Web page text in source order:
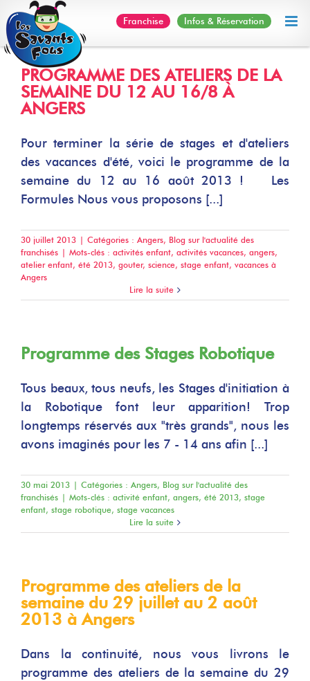
Skip
to
content
Infos & Réservation
Franchise
PROGRAMME DES ATELIERS DE LA
SEMAINE DU 12 AU 16/8 À
ANGERS
Pour terminer la série de stages et d'ateliers
des vacances d'été, voici le programme de la
semaine du 12 au 16 août 2013 ! Les
Formules Nous vous proposons [...]
30 juillet 2013 | Catégories : Angers, Blog sur l'actualité des
franchisés | Mots-clés : activités enfant, activités vacances, angers,
atelier enfant, été 2013, gouter, science, stage enfant, vacances à
Angers
Lire la suite
Programme des Stages Robotique
Tous beaux, tous neufs, les Stages d'initiation à
la Robotique font leur apparition! Trop
longtemps réservés aux "très grands", nous les
avons imaginés pour les 7 - 14 ans afin [...]
30 mai 2013 | Catégories : Angers, Blog sur l'actualité des
franchisés | Mots-clés : activité enfant, angers, été 2013, stage
enfant, stage robotique, stage vacances
Lire la suite
Programme des ateliers de la
semaine du 29 juillet au 2 août
2013 à Angers
Dans la continuité, nous vous livrons le
programme des ateliers de la semaine du 29